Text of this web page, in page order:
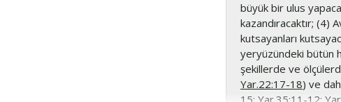
büyük bir ulus
kazandıracaktır; (4)
kutsayanları
yeryüzündeki bütün
şekillerde ve
Yar.22:17-18) ve
15; Yar.35:11-12;